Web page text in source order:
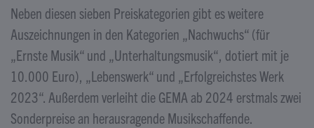
Neben diesen sieben Preiskategorien gibt es weitere
Auszeichnungen in den Kategorien „Nachwuchs“ (für
„Ernste Musik“ und „Unterhaltungsmusik“, dotiert mit je
10.000 Euro), „Lebenswerk“ und „Erfolgreichstes Werk
2023“. Außerdem verleiht die GEMA ab 2024 erstmals zwei
Sonderpreise an herausragende Musikschaffende.